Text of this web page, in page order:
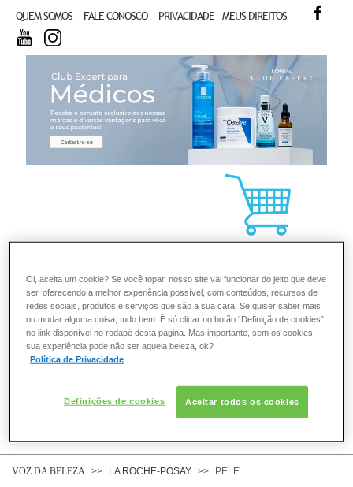
QUEM SOMOS FALE CONOSCO PRIVACIDADE - MEUS DIREITOS
YOUTUBE
PELE
VOZ DA BELEZA LA ROCHE-POSAY PELE
Oi, aceita um cookie? Se você topar, nosso site vai funcionar do jeito que deve
ser, oferecendo a melhor experiência possível, com conteúdos, recursos de
redes sociais, produtos e serviços que são a sua cara. Se quiser saber mais
ou mudar alguma coisa, tudo bem. É só clicar no botão “Definição de cookies”
no link disponível no rodapé desta página. Mas importante, sem os cookies,
sua experiência pode não ser aquela beleza, ok?
Política de Privacidade
Definições de cookies Aceitar todos os cookies